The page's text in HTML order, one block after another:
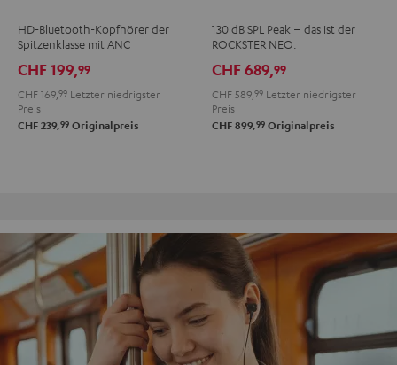
3
Night
Black
3
Pearl
White
3
Steel
Blue
HD-Bluetooth-Kopfhörer der
Spitzenklasse mit ANC
CHF 199,99
CHF 169, 99 Letzter niedrigster
Preis
CHF 239,99 Originalpreis
130 dB SPL Peak – das ist der
ROCKSTER NEO.
CHF 689,99
CHF 589, 99 Letzter niedrigster
Preis
CHF 899,99 Originalpreis